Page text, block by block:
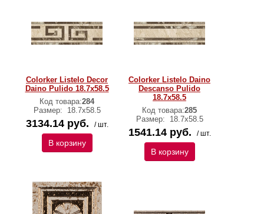
Colorker Listelo Decor
Daino Pulido 18.7x58.5
Код товара:284
Размер:
18.7x58.5
3134.14 руб. / шт.
В корзину
Colorker Listelo Daino
Descanso Pulido
18.7x58.5
Код товара:285
Размер:
18.7x58.5
1541.14 руб. / шт.
В корзину